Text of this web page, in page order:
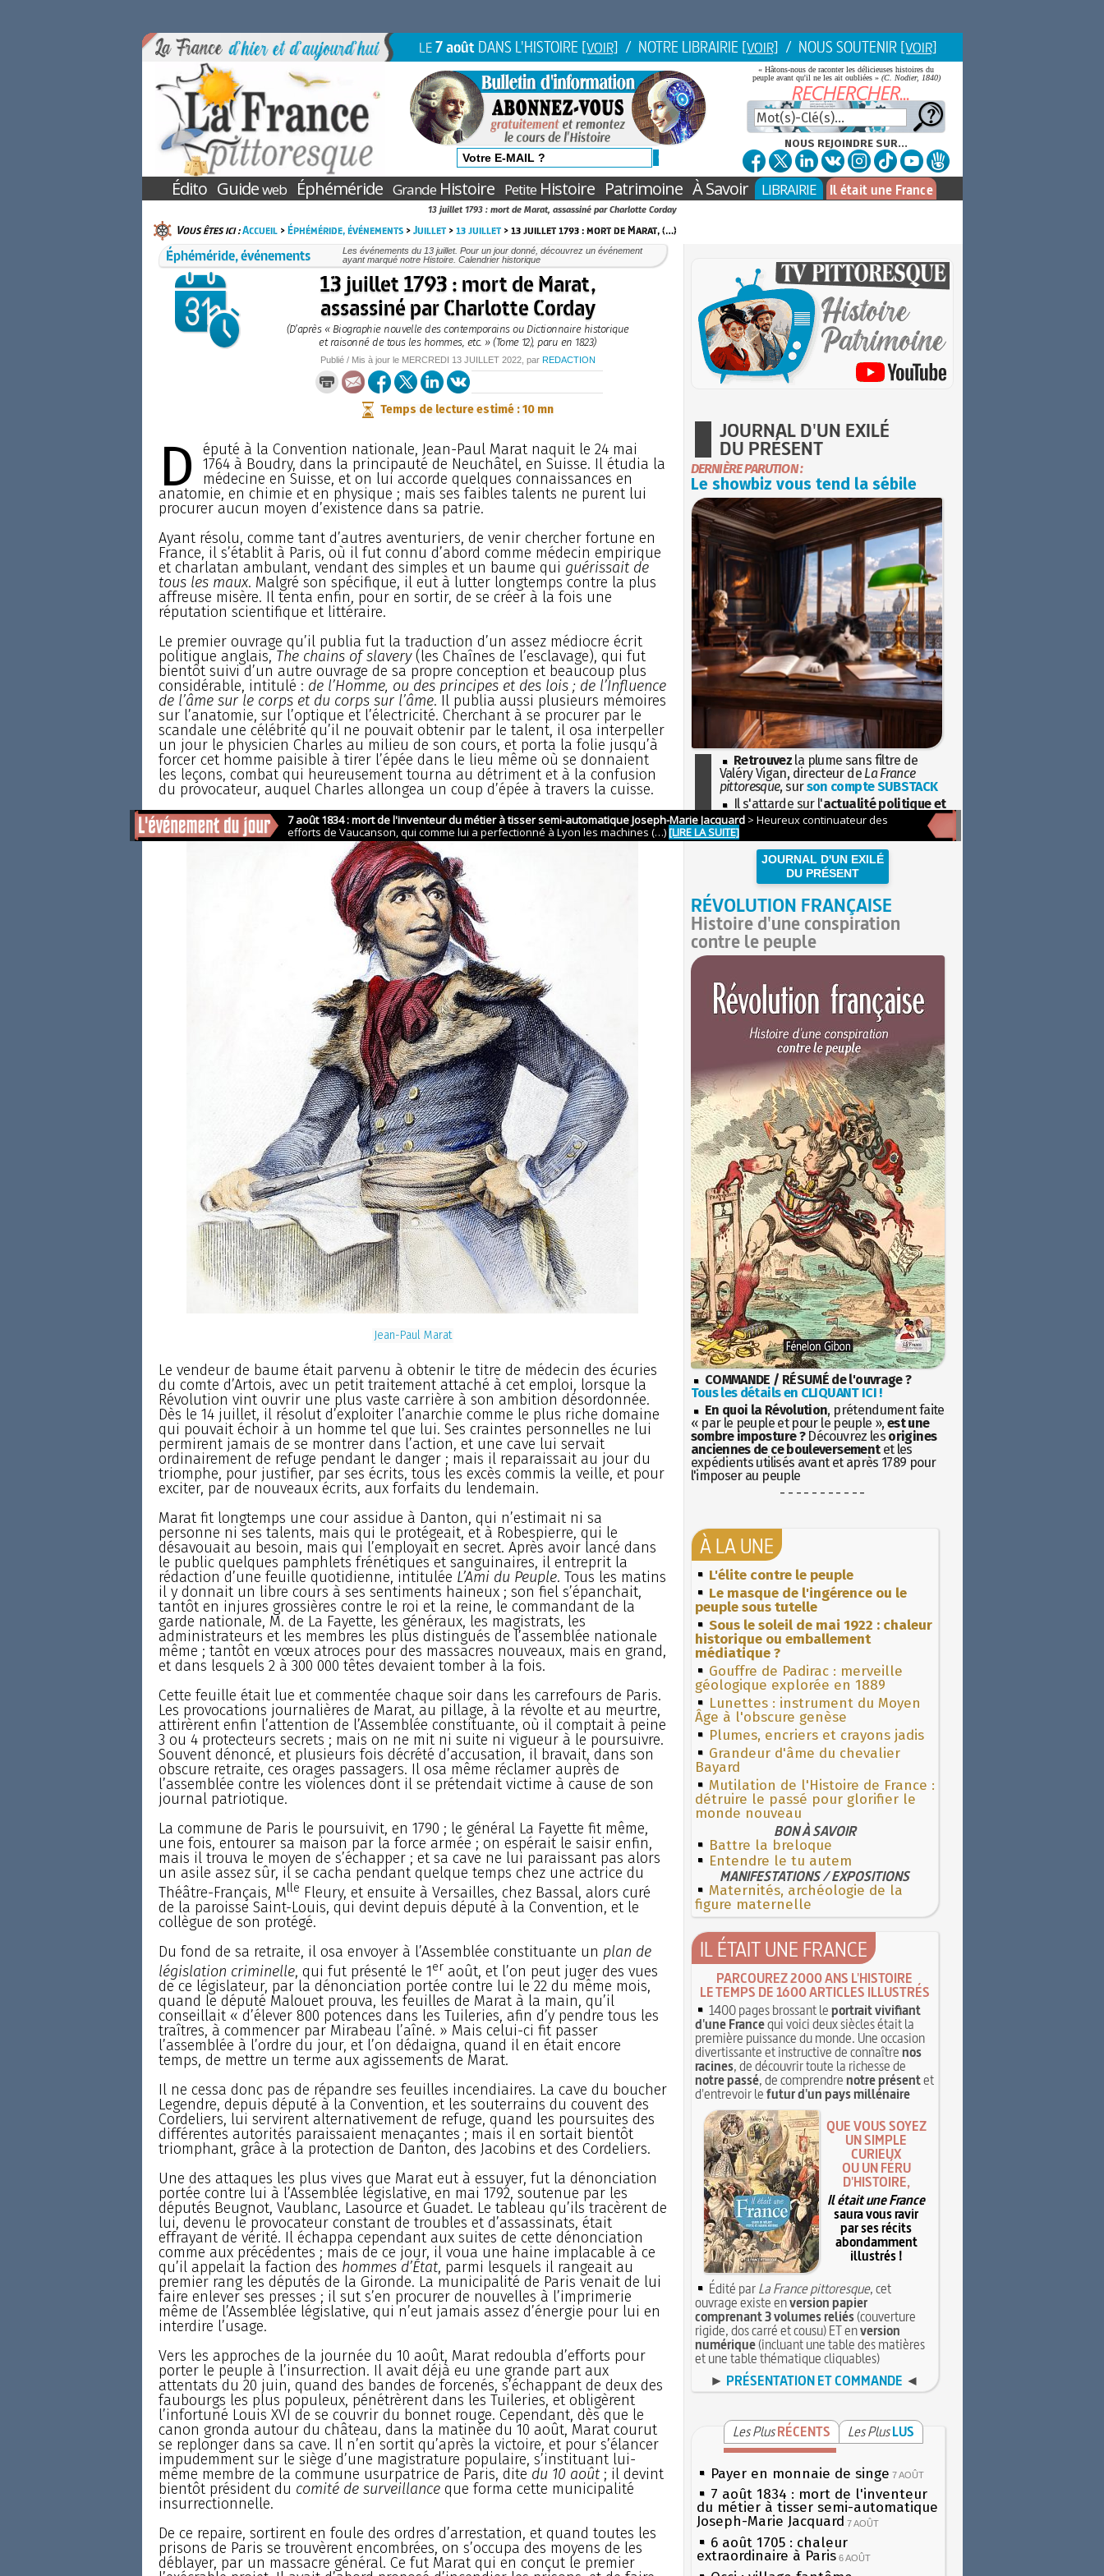
LE7 août DANS L'HISTOIRE [VOIR] / NOTRE LIBRAIRIE [VOIR] / NOUS SOUTENIR [VOIR]
« Hâtons-nous de raconter les délicieuses histoires du
peuple avant qu'il ne les ait oubliées » (C. Nodier, 1840)
NOUS REJOINDRE SUR...
Édito Guideweb Éphéméride GrandeHistoire PetiteHistoire Patrimoine À Savoir LIBRAIRIE Il était une France
13 juillet 1793 : mort de Marat, assassiné par Charlotte Corday
Vous êtes ici :Accueil>Éphéméride, événements>Juillet>13 juillet> 13 juillet 1793 : mort de Marat, (…)
Éphéméride, événements
Les événements du 13 juillet. Pour un jour donné, découvrez un événement
ayant marqué notre Histoire. Calendrier historique
13 juillet 1793 : mort de Marat,
assassiné par Charlotte Corday
(D’après « Biographie nouvelle des contemporains ou Dictionnaire historique
et raisonné de tous les hommes, etc. » (Tome 12), paru en 1823)
Publié / Mis à jour le MERCREDI 13 JUILLET 2022, par REDACTION
Temps de lecture estimé : 10 mn
D
éputé à la Convention nationale, Jean-Paul Marat naquit le 24 mai
1764 à Boudry, dans la principauté de Neuchâtel, en Suisse. Il étudia la
médecine en Suisse, et on lui accorde quelques connaissances en
anatomie, en chimie et en physique ; mais ses faibles talents ne purent lui
procurer aucun moyen d’existence dans sa patrie.
Ayant résolu, comme tant d’autres aventuriers, de venir chercher fortune en
France, il s’établit à Paris, où il fut connu d’abord comme médecin empirique
et charlatan ambulant, vendant des simples et un baume qui guérissait de
tous les maux. Malgré son spécifique, il eut à lutter longtemps contre la plus
affreuse misère. Il tenta enfin, pour en sortir, de se créer à la fois une
réputation scientifique et littéraire.
Le premier ouvrage qu’il publia fut la traduction d’un assez médiocre écrit
politique anglais, The chains of slavery(les Chaînes de l’esclavage), qui fut
bientôt suivi d’un autre ouvrage de sa propre conception et beaucoup plus
considérable, intitulé : de l’Homme, ou des principes et des lois ; de l’Influence
de l’âme sur le corps et du corps sur l’âme. Il publia aussi plusieurs mémoires
sur l’anatomie, sur l’optique et l’électricité. Cherchant à se procurer par le
scandale une célébrité qu’il ne pouvait obtenir par le talent, il osa interpeller
un jour le physicien Charles au milieu de son cours, et porta la folie jusqu’à
forcer cet homme paisible à tirer l’épée dans le lieu même où se donnaient
les leçons, combat qui heureusement tourna au détriment et à la confusion
du provocateur, auquel Charles allongea un coup d’épée à travers la cuisse.
Jean-Paul Marat
Le vendeur de baume était parvenu à obtenir le titre de médecin des écuries
du comte d’Artois, avec un petit traitement attaché à cet emploi, lorsque la
Révolution vint ouvrir une plus vaste carrière à son ambition désordonnée.
Dès le 14 juillet, il résolut d’exploiter l’anarchie comme le plus riche domaine
qui pouvait échoir à un homme tel que lui. Ses craintes personnelles ne lui
permirent jamais de se montrer dans l’action, et une cave lui servait
ordinairement de refuge pendant le danger ; mais il reparaissait au jour du
triomphe, pour justifier, par ses écrits, tous les excès commis la veille, et pour
exciter, par de nouveaux écrits, aux forfaits du lendemain.
Marat fit longtemps une cour assidue à Danton, qui n’estimait ni sa
personne ni ses talents, mais qui le protégeait, et à Robespierre, qui le
désavouait au besoin, mais qui l’employait en secret. Après avoir lancé dans
le public quelques pamphlets frénétiques et sanguinaires, il entreprit la
rédaction d’une feuille quotidienne, intitulée L’Ami du Peuple. Tous les matins
il y donnait un libre cours à ses sentiments haineux ; son fiel s’épanchait,
tantôt en injures grossières contre le roi et la reine, le commandant de la
garde nationale, M. de La Fayette, les généraux, les magistrats, les
administrateurs et les membres les plus distingués de l’assemblée nationale
même ; tantôt en vœux atroces pour des massacres nouveaux, mais en grand,
et dans lesquels 2 à 300 000 têtes devaient tomber à la fois.
Cette feuille était lue et commentée chaque soir dans les carrefours de Paris.
Les provocations journalières de Marat, au pillage, à la révolte et au meurtre,
attirèrent enfin l’attention de l’Assemblée constituante, où il comptait à peine
3 ou 4 protecteurs secrets ; mais on ne mit ni suite ni vigueur à le poursuivre.
Souvent dénoncé, et plusieurs fois décrété d’accusation, il bravait, dans son
obscure retraite, ces orages passagers. Il osa même réclamer auprès de
l’assemblée contre les violences dont il se prétendait victime à cause de son
journal patriotique.
La commune de Paris le poursuivit, en 1790 ; le général La Fayette fit même,
une fois, entourer sa maison par la force armée ; on espérait le saisir enfin,
mais il trouva le moyen de s’échapper ; et sa cave ne lui paraissant pas alors
un asile assez sûr, il se cacha pendant quelque temps chez une actrice du
Théâtre-Français, Mlle Fleury, et ensuite à Versailles, chez Bassal, alors curé
de la paroisse Saint-Louis, qui devint depuis député à la Convention, et le
collègue de son protégé.
Du fond de sa retraite, il osa envoyer à l’Assemblée constituante un plan de
législation criminelle, qui fut présenté le 1er août, et l’on peut juger des vues
de ce législateur, par la dénonciation portée contre lui le 22 du même mois,
quand le député Malouet prouva, les feuilles de Marat à la main, qu’il
conseillait « d’élever 800 potences dans les Tuileries, afin d’y pendre tous les
traîtres, à commencer par Mirabeau l’aîné. » Mais celui-ci fit passer
l’assemblée à l’ordre du jour, et l’on dédaigna, quand il en était encore
temps, de mettre un terme aux agissements de Marat.
Il ne cessa donc pas de répandre ses feuilles incendiaires. La cave du boucher
Legendre, depuis député à la Convention, et les souterrains du couvent des
Cordeliers, lui servirent alternativement de refuge, quand les poursuites des
différentes autorités paraissaient menaçantes ; mais il en sortait bientôt
triomphant, grâce à la protection de Danton, des Jacobins et des Cordeliers.
Une des attaques les plus vives que Marat eut à essuyer, fut la dénonciation
portée contre lui à l’Assemblée législative, en mai 1792, soutenue par les
députés Beugnot, Vaublanc, Lasource et Guadet. Le tableau qu’ils tracèrent de
lui, devenu le provocateur constant de troubles et d’assassinats, était
effrayant de vérité. Il échappa cependant aux suites de cette dénonciation
comme aux précédentes ; mais de ce jour, il voua une haine implacable à ce
qu’il appelait la faction des hommes d’État, parmi lesquels il rangeait au
premier rang les députés de la Gironde. La municipalité de Paris venait de lui
faire enlever ses presses ; il sut s’en procurer de nouvelles à l’imprimerie
même de l’Assemblée législative, qui n’eut jamais assez d’énergie pour lui en
interdire l’usage.
Vers les approches de la journée du 10 août, Marat redoubla d’efforts pour
porter le peuple à l’insurrection. Il avait déjà eu une grande part aux
attentats du 20 juin, quand des bandes de forcenés, s’échappant de deux des
faubourgs les plus populeux, pénétrèrent dans les Tuileries, et obligèrent
l’infortuné Louis XVI de se couvrir du bonnet rouge. Cependant, dès que le
canon gronda autour du château, dans la matinée du 10 août, Marat courut
se replonger dans sa cave. Il n’en sortit qu’après la victoire, et pour s’élancer
impudemment sur le siège d’une magistrature populaire, s’instituant lui-
même membre de la commune usurpatrice de Paris, dite du 10 août; il devint
bientôt président du comité de surveillanceque forma cette municipalité
insurrectionnelle.
De ce repaire, sortirent en foule des ordres d’arrestation, et quand toutes les
prisons de Paris se trouvèrent encombrées, on s’occupa des moyens de les
déblayer, par un massacre général. Ce fut Marat qui en conçut le premier
JOURNAL D'UN EXILÉ
DU PRÉSENT
DERNIÈRE PARUTION :
Le showbiz vous tend la sébile
Retrouvez la plume sans filtre de
Valéry Vigan, directeur de La France
pittoresque, surson compte SUBSTACK
Il s'attarde sur l'actualité politique et
sociétaleavec la hauteur de vue de
l'Histoire
JOURNAL D'UN EXILÉ
DU PRÉSENT
RÉVOLUTION FRANÇAISE
Histoire d'une conspiration
contre le peuple
COMMANDE / RÉSUMÉ de l'ouvrage ?
Tous les détails en CLIQUANT ICI !
En quoi la Révolution, prétendument faite
« par le peuple et pour le peuple », est une
sombre imposture ?Découvrez les origines
anciennes de ce bouleversementet les
expédients utilisés avant et après 1789 pour
l'imposer au peuple
- - - - - - - - - - -
À LA UNE
L'élite contre le peuple
Le masque de l'ingérence ou le
peuple sous tutelle
Sous le soleil de mai 1922 : chaleur
historique ou emballement
médiatique ?
Gouffre de Padirac : merveille
géologique explorée en 1889
Lunettes : instrument du Moyen
Âge à l'obscure genèse
Plumes, encriers et crayons jadis
Grandeur d'âme du chevalier
Bayard
Mutilation de l'Histoire de France :
détruire le passé pour glorifier le
monde nouveau
BON À SAVOIR
Battre la breloque
Entendre le tu autem
MANIFESTATIONS / EXPOSITIONS
Maternités, archéologie de la
figure maternelle
IL ÉTAIT UNE FRANCE
PARCOUREZ 2000 ANS L'HISTOIRE
LE TEMPS DE 1600 ARTICLES ILLUSTRÉS
1400 pages brossant leportrait vivifiant
d'une Francequi voici deux siècles était la
première puissance du monde. Une occasion
divertissante et instructive de connaîtrenos
racines, de découvrir toute la richesse de
notre passé, de comprendrenotre présentet
d'entrevoir lefutur d'un pays millénaire
QUE VOUS SOYEZ
UN SIMPLE
CURIEUX
OU UN FÉRU
D'HISTOIRE,
Il était une France
saura vous ravir
par ses récits
abondamment
illustrés !
Édité parLa France pittoresque, cet
ouvrage existe enversion papier
comprenant 3 volumes reliés(couverture
rigide, dos carré et cousu) ET enversion
numérique(incluant une table des matières
et une table thématique cliquables)
► PRÉSENTATION ET COMMANDE ◄
Les Plus RÉCENTS Les Plus LUS
Payer en monnaie de singe 7 AOÛT
7 août 1834 : mort de l'inventeur
du métier à tisser semi-automatique
Joseph-Marie Jacquard 7 AOÛT
6 août 1705 : chaleur
extraordinaire à Paris 6 AOÛT